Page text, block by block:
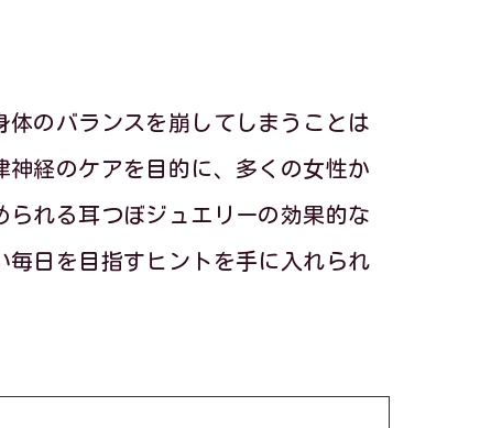
のバランスを崩してしまうことは
経のケアを目的に、多くの女性か
れる耳つぼジュエリーの効果的な
日を目指すヒントを手に入れられ